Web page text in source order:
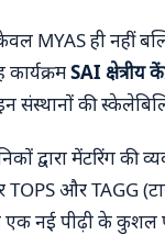
MYAS ही नहीं
SAI क्षेत्रीय
संस्थानों की
द्वारा मेंटरिंग की
और TAGG
एक नई पीढ़ी के कुशल